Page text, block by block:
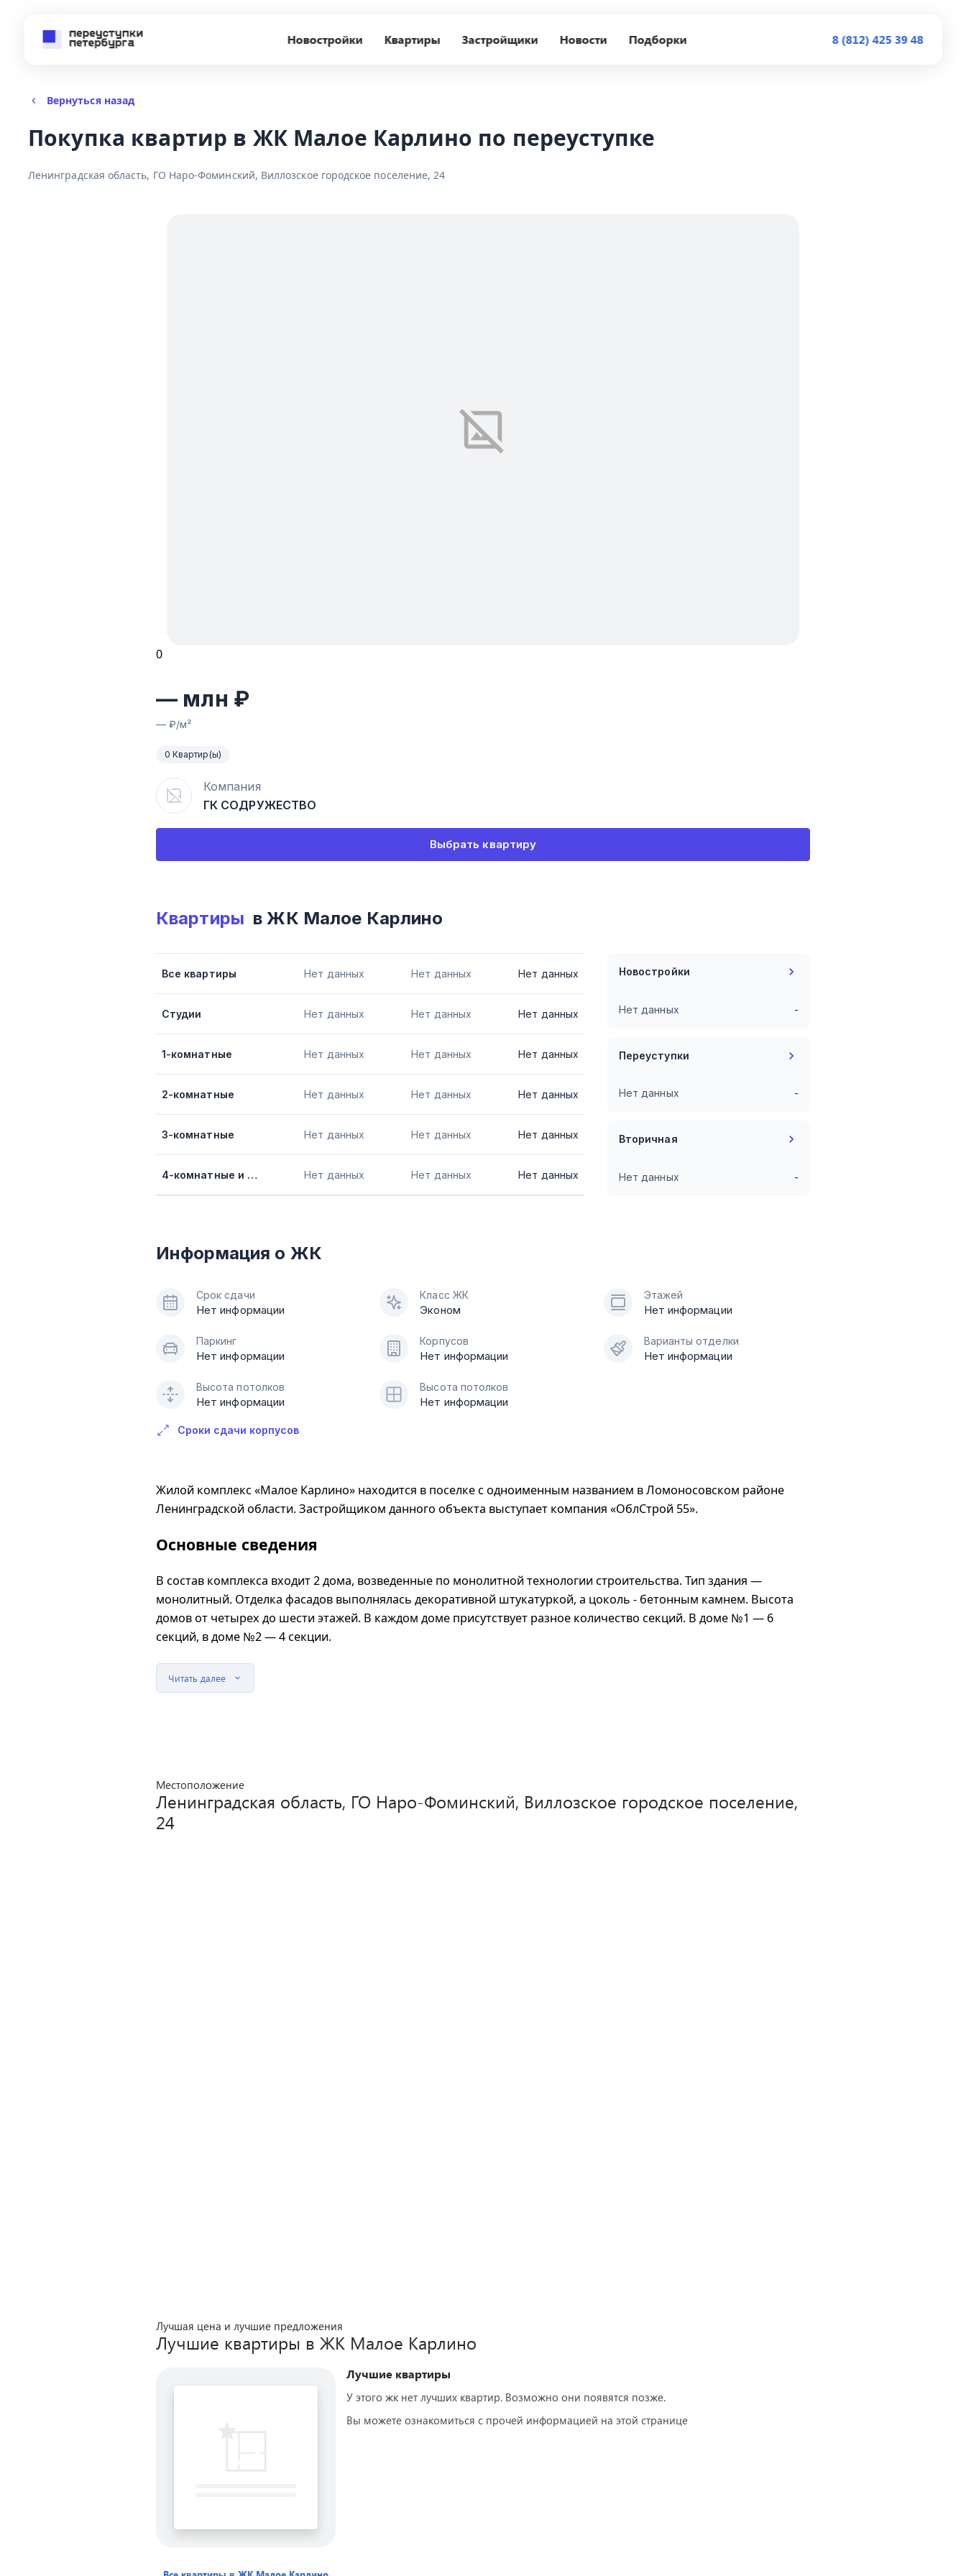
Новостройки Квартиры Застройщики Новости Подборки 8 (812) 425 39 48
Вернуться назад
Покупка квартир в ЖК Малое Карлино по переуступке
Ленинградская область, ГО Наро-Фоминский, Виллозское городское поселение, 24
0
— млн ₽
—₽/м²
0 Квартир(ы)
Компания
ГК СОДРУЖЕСТВО
Выбрать квартиру
Квартиры в ЖК Малое Карлино
Все квартиры Нет данных Нет данных Нет данных
Студии Нет данных Нет данных Нет данных
1-комнатные Нет данных Нет данных Нет данных
2-комнатные Нет данных Нет данных Нет данных
3-комнатные Нет данных Нет данных Нет данных
4-комнатные и более Нет данных Нет данных Нет данных
Новостройки
Нет данных -
Переуступки
Нет данных -
Вторичная
Нет данных -
Информация о ЖК
Срок сдачи
Нет информации
Класс ЖК
Эконом
Этажей
Нет информации
Паркинг
Нет информации
Корпусов
Нет информации
Варианты отделки
Нет информации
Высота потолков
Нет информации
Высота потолков
Нет информации
Сроки сдачи корпусов
Жилой комплекс «Малое Карлино» находится в поселке с одноименным названием в Ломоносовском районе
Ленинградской области. Застройщиком данного объекта выступает компания «ОблСтрой 55».
Основные сведения
В состав комплекса входит 2 дома, возведенные по монолитной технологии строительства. Тип здания —
монолитный. Отделка фасадов выполнялась декоративной штукатуркой, а цоколь - бетонным камнем. Высота
домов от четырех до шести этажей. В каждом доме присутствует разное количество секций. В доме №1 — 6
секций, в доме №2 — 4 секции.
Читать далее
Местоположение
Ленинградская область, ГО Наро-Фоминский, Виллозское городское поселение,
24
Лучшая цена и лучшие предложения
Лучшие квартиры в ЖК Малое Карлино
Лучшие квартиры
У этого жк нет лучших квартир. Возможно они появятся позже.
Вы можете ознакомиться с прочей информацией на этой странице